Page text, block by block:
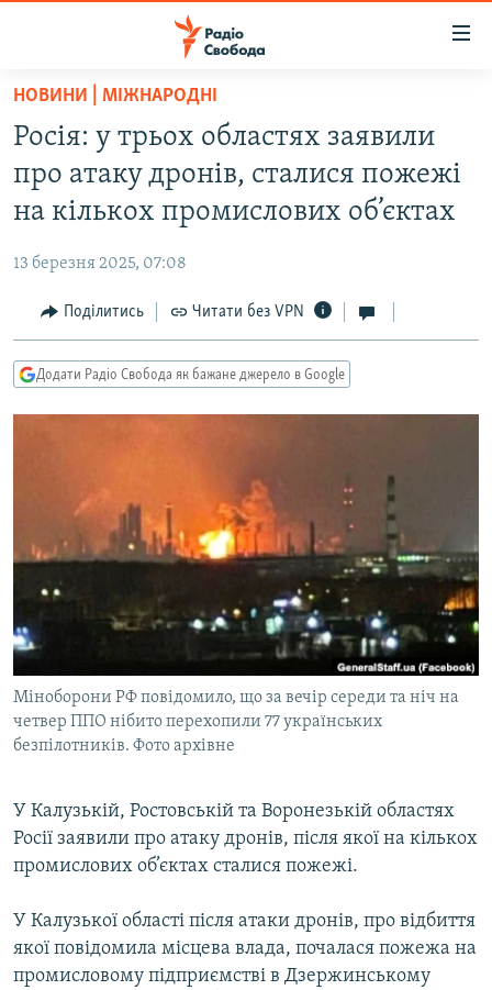
Перейти
основного
матеріалу
Перейти
до
основної
навігації
Перейти
до
пошуку
РАДІО СВОБОДА – 70 РОКІВ
ВСЕ ЗА ДОБУ
СТАТТІ
ЕКОНОМІКА
СУСПІЛЬСТВО
РОСІЙСЬКА «ФІЛЬТРАЦІЯ»
ДОНБАС.РЕАЛІЇ
ТИ ЯК?
МУЛЬТИМЕДІА
ФОТО
СПЕЦПРОЄКТИ
ПОДКАСТИ
КРИМ РЕАЛІЇ
РУС
КТАТ
НОВИНИ | МІЖНАРОДНІ
Росія: у трьох областях заявили
про атаку дронів, сталися пожежі
на кількох промислових об’єктах
13 березня 2025, 07:08
Поділитись Читати без VPN
Додати Радіо Свобода як бажане джерело в Google
Міноборони РФ повідомило, що за вечір середи та ніч на
четвер ППО нібито перехопили 77 українських
безпілотників. Фото архівне
У Калузькій, Ростовській та Воронезькій областях
Росії заявили про атаку дронів, після якої на кількох
промислових об’єктах сталися пожежі.
У Калузької області після атаки дронів, про відбиття
якої повідомила місцева влада, почалася пожежа на
промисловому підприємстві в Дзержинському